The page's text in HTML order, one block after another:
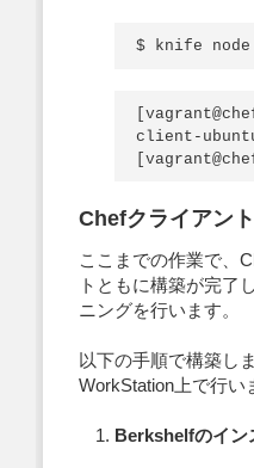
client-
Chefクライアン
ここまでの作業で、
トともに構築が完了
ニングを行います。
以下の手順で構築し
WorkStation上で行い
Berkshelfのイン